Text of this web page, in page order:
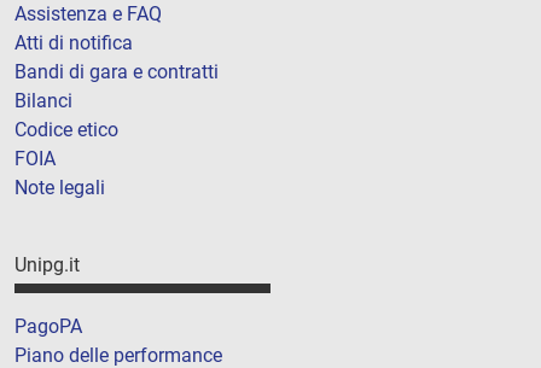
Assistenza e FAQ
Atti di notifica
Bandi di gara e contratti
Bilanci
Codice etico
FOIA
Note legali
Unipg.it
PagoPA
Piano delle performance